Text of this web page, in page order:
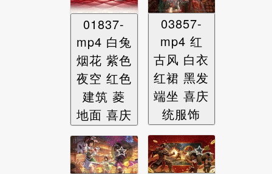
01837-
mp4 白兔
烟花 紫色
夜空 红色
建筑 菱
地面 喜庆
03857-
mp4 红
古风 白衣
红裙 黑发
端坐 喜庆
统服饰